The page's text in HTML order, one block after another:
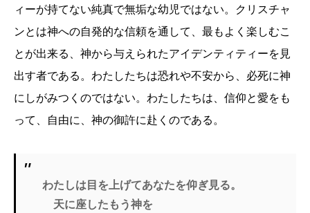
ィーが持てない純真で無垢な幼児ではない。クリスチャ
ンとは神への自発的な信頼を通して、最もよく楽しむこ
とが出来る、神から与えられたアイデンティティーを見
出す者である。わたしたちは恐れや不安から、必死に神
にしがみつくのではない。わたしたちは、信仰と愛をも
って、自由に、神の御許に赴くのである。
わたしは目を上げてあなたを仰ぎ見る。
天に座したもう神を